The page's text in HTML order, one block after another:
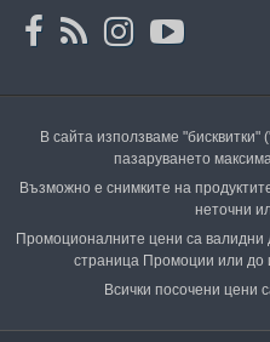
В сайта използваме
пазаруването
Възможно е снимките на
неточни
Промоционалните цени са валидни
страница Промоции или до
Всички посочени цени